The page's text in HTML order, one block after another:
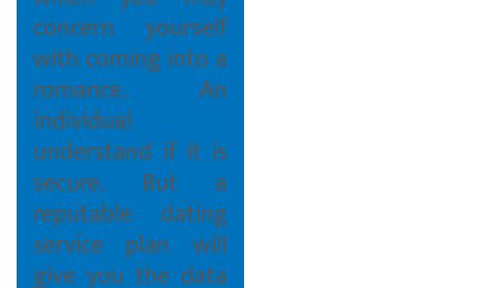
concern yourself
with coming into a
romance. An
individual
understand if it is
secure. But a
reputable dating
service plan will
give you the data